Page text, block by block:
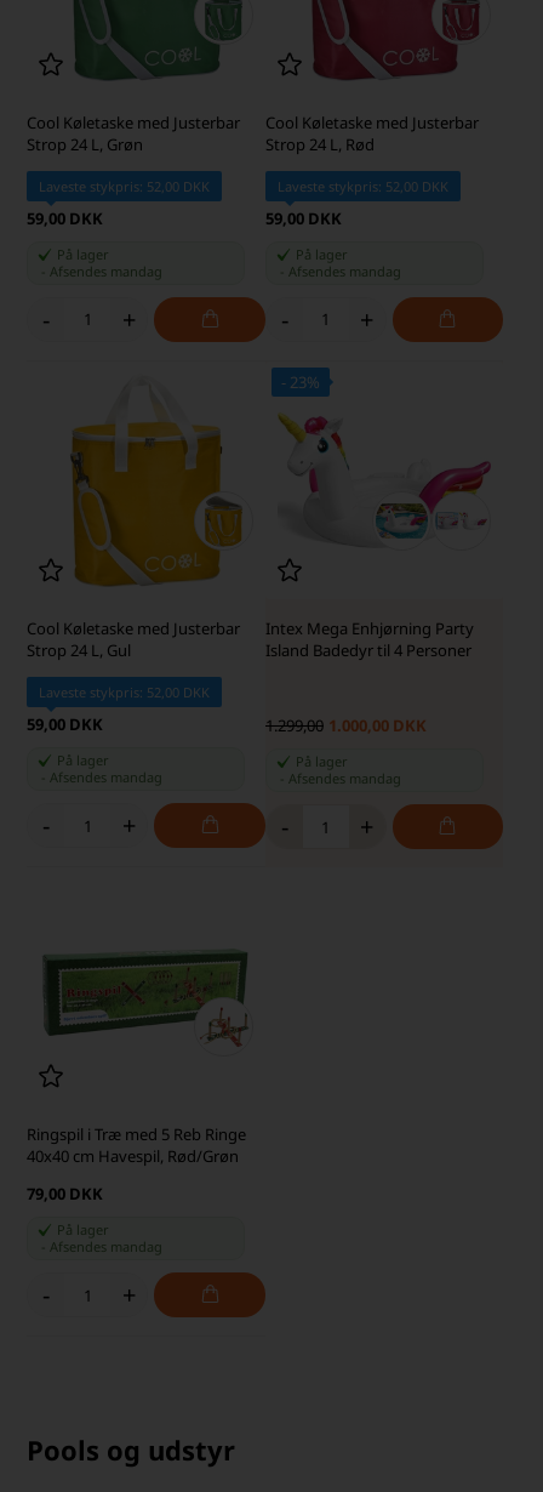
Cool Køletaske med Justerbar
Strop 24 L, Grøn
Laveste stykpris: 52,00 DKK
59,00 DKK
På lager
Afsendes mandag
- +
Cool Køletaske med Justerbar
Strop 24 L, Rød
Laveste stykpris: 52,00 DKK
59,00 DKK
På lager
Afsendes mandag
- +
Cool Køletaske med Justerbar
Strop 24 L, Gul
Laveste stykpris: 52,00 DKK
59,00 DKK
På lager
-Afsendes mandag
- +
- 23%
Intex Mega Enhjørning Party
Island Badedyr til 4 Personer
1.299,00 1.000,00 DKK
På lager
Afsendes mandag
- +
Ringspil i Træ med 5 Reb Ringe
40x40 cm Havespil, Rød/Grøn
79,00 DKK
På lager
-Afsendes mandag
- +
Pools og udstyr